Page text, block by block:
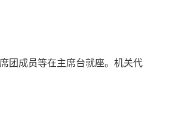
团成员等在主席台就座。机关代